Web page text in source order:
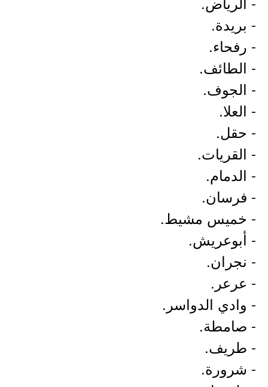
- بريدة.
- رفحاء.
- الطائف.
- الجوف.
- العلا.
- حقل.
- القريات.
- الدمام.
- فرسان.
- خميس مشيط.
- أبوعريش.
- نجران.
- عرعر.
- وادي الدواسر.
- صامطة.
- طريف.
- شرورة.